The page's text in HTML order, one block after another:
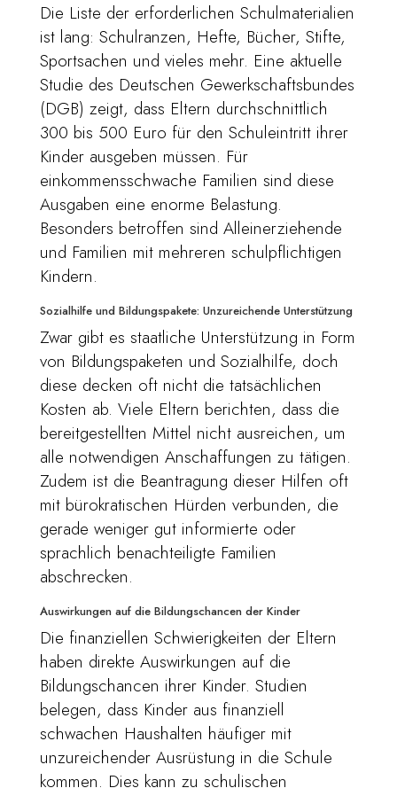
Die Liste der erforderlichen Schulmaterialien
ist lang: Schulranzen, Hefte, Bücher, Stifte,
Sportsachen und vieles mehr. Eine aktuelle
Studie des Deutschen Gewerkschaftsbundes
(DGB) zeigt, dass Eltern durchschnittlich
300 bis 500 Euro für den Schuleintritt ihrer
Kinder ausgeben müssen. Für
einkommensschwache Familien sind diese
Ausgaben eine enorme Belastung.
Besonders betroffen sind Alleinerziehende
und Familien mit mehreren schulpflichtigen
Kindern.
Sozialhilfe und Bildungspakete: Unzureichende Unterstützung
Zwar gibt es staatliche Unterstützung in Form
von Bildungspaketen und Sozialhilfe, doch
diese decken oft nicht die tatsächlichen
Kosten ab. Viele Eltern berichten, dass die
bereitgestellten Mittel nicht ausreichen, um
alle notwendigen Anschaffungen zu tätigen.
Zudem ist die Beantragung dieser Hilfen oft
mit bürokratischen Hürden verbunden, die
gerade weniger gut informierte oder
sprachlich benachteiligte Familien
abschrecken.
Auswirkungen auf die Bildungschancen der Kinder
Die finanziellen Schwierigkeiten der Eltern
haben direkte Auswirkungen auf die
Bildungschancen ihrer Kinder. Studien
belegen, dass Kinder aus finanziell
schwachen Haushalten häufiger mit
unzureichender Ausrüstung in die Schule
kommen. Dies kann zu schulischen